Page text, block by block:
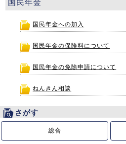
国民年金
国民年金への加入
国民年金の保険料について
国民年金の免除申請について
ねんきん相談
さがす
総合